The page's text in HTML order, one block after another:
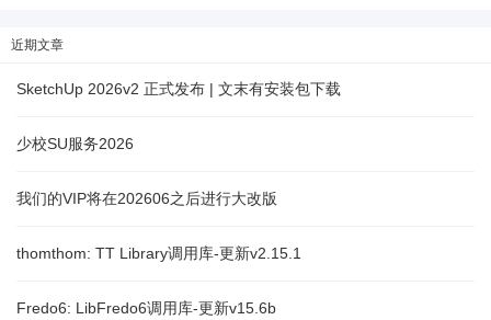
近期文章
SketchUp 2026v2 正式发布 | 文末有安装包下载
少校SU服务2026
我们的VIP将在202606之后进行大改版
thomthom: TT Library调用库-更新v2.15.1
Fredo6: LibFredo6调用库-更新v15.6b